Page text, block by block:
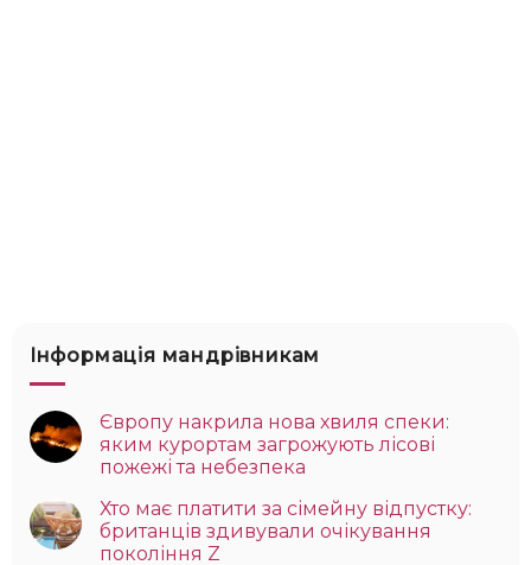
Інформація мандрівникам
Європу накрила нова хвиля спеки:
яким курортам загрожують лісові
пожежі та небезпека
Хто має платити за сімейну відпустку:
британців здивували очікування
покоління Z